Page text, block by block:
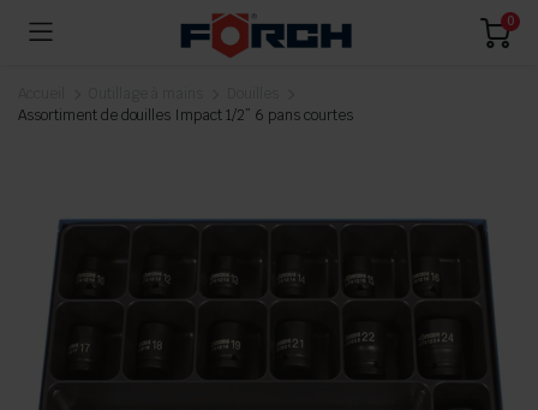
0
Assortiment de douilles Impact 1/2” 6 pans courtes